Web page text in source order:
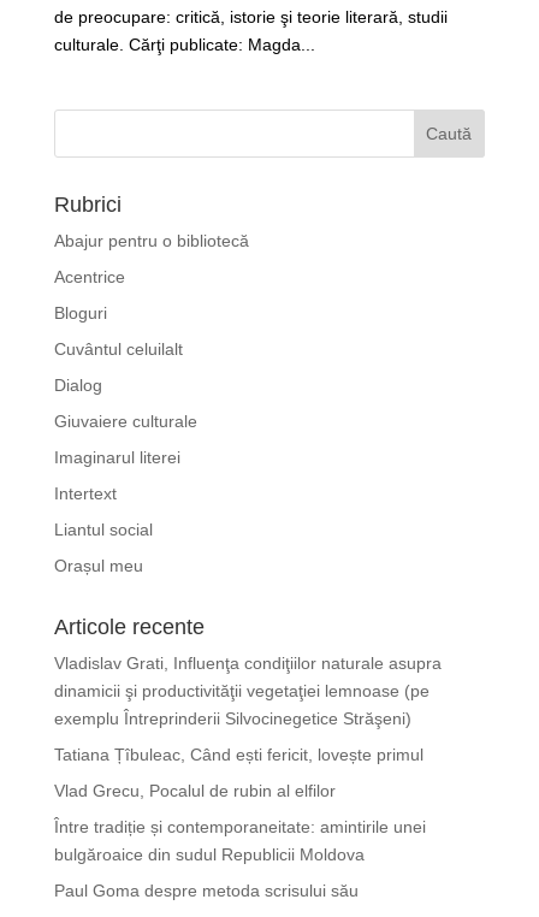
de preocupare: critică, istorie şi teorie literară, studii
culturale. Cărţi publicate: Magda...
Rubrici
Abajur pentru o bibliotecă
Acentrice
Bloguri
Cuvântul celuilalt
Dialog
Giuvaiere culturale
Imaginarul literei
Intertext
Liantul social
Orașul meu
Articole recente
Vladislav Grati, Influenţa condiţiilor naturale asupra
dinamicii şi productivităţii vegetaţiei lemnoase (pe
exemplu Întreprinderii Silvocinegetice Străşeni)
Tatiana Țîbuleac, Când ești fericit, lovește primul
Vlad Grecu, Pocalul de rubin al elfilor
Între tradiție și contemporaneitate: amintirile unei
bulgăroaice din sudul Republicii Moldova
Paul Goma despre metoda scrisului său